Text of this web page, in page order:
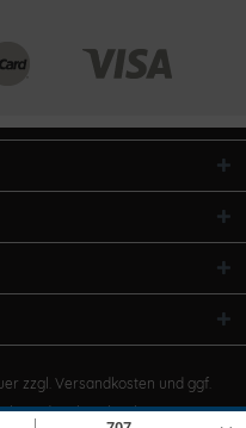
zzgl. Versandkosten und ggf.
anders beschrieben